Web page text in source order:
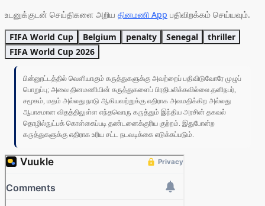
உடனுக்குடன் செய்திகளை அறிய தினமணி App பதிவிறக்கம் செய்யவும்.
FIFA World Cup
Belgium penalty Senegal
thriller
FIFA World Cup 2026
பின்னூட்டத்தில் வெளியாகும் கருத்துகளுக்கு அவற்றைப் பதிவிடுவோரே முழுப்
பொறுப்பு; அவை தினமணியின் கருத்துகளைப் பிரதிபலிக்கவில்லை.தனிநபர்,
சமூகம், மதம் அல்லது நாடு ஆகியவற்றுக்கு எதிராக அவமதிக்கிற அல்லது
ஆபாசமான விதத்திலுள்ள எந்தவொரு கருத்தும் இந்திய அரசின் தகவல்
தொழில்நுட்பக் கொள்கைப்படி தண்டனைக்குரிய குற்றம். இதுபோன்ற
கருத்துகளுக்கு எதிராக உரிய சட்ட நடவடிக்கை எடுக்கப்படும்.